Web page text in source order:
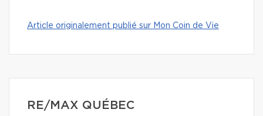
Article originalement publié sur Mon Coin de Vie
RE/MAX QUÉBEC